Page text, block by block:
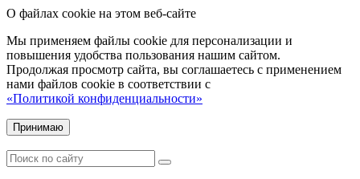
О файлах cookie на этом веб-сайте
Мы применяем файлы cookie для персонализации и
повышения удобства пользования нашим сайтом.
Продолжая просмотр сайта, вы соглашаетесь с применением
нами файлов cookie в соответствии с
«Политикой конфиденциальности»
Принимаю